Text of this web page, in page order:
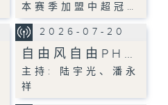
本赛季加盟中超冠…
2026-07-20
自由风自由PH…
主持: 陆宇光、潘永
祥